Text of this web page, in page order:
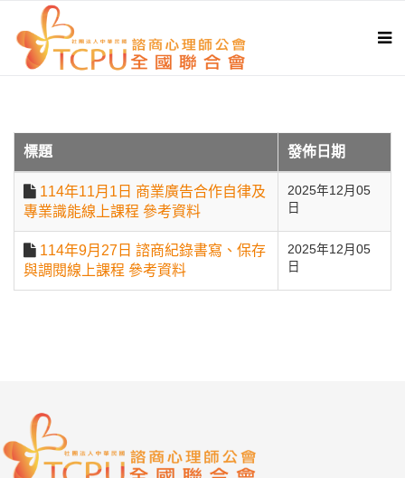
標題 發佈日期
114年11月1日 商業廣告合作自律及
專業識能線上課程 參考資料
2025年12月05
日
114年9月27日 諮商紀錄書寫、保存
與調閱線上課程 參考資料
2025年12月05
日